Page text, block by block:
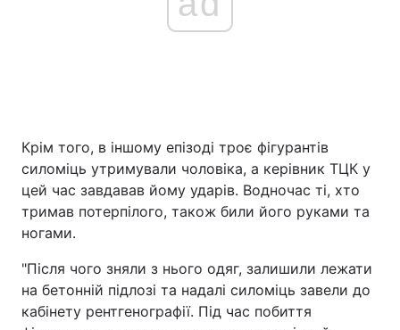
Крім того, в іншому епізоді троє фігурантів
силоміць утримували чоловіка, а керівник ТЦК у
цей час завдавав йому ударів. Водночас ті, хто
тримав потерпілого, також били його руками та
ногами.
"Після чого зняли з нього одяг, залишили лежати
на бетонній підлозі та надалі силоміць завели до
кабінету рентгенографії. Під час побиття